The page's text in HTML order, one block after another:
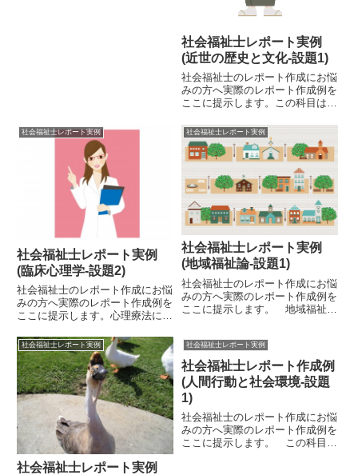
社会福祉士レポート実例
(近世の歴史と文化-設題1)
社会福祉士のレポート作成にお悩
みの方へ実際のレポート作成例を
ここに提示します。この科目は、
般教養科目です。社会福祉の専門
科目ではありませんが、文章構成
のバランスがとれている点が参考
になると思い公開いたしまし
た。...
社会福祉士レポート実例
社会福祉士レポート実例
(臨床心理学-設題2)
社会福祉士のレポート作成にお悩
みの方へ実際のレポート作成例を
ここに提示します。心理療法につ
が、実際にそうした技法を目の当
たりにしたことのある学生は、カ
ウンセラーなど、心理を実務にし
ている人を除けば少数です。な
の...
社会福祉士レポート実例
社会福祉士レポート実例
(地域福祉論-設題1)
社会福祉士のレポート作成にお悩
みの方へ実際のレポート作成例を
ここに提示します。 地域福祉論
目である「地域福祉の理論と方
法」に該当する科目です。 単
に、レポート作成のためだけでな
く、...
社会福祉士レポート実例
社会福祉士レポート実例
社会福祉士レポート実例
社会福祉士レポート作成例
(人間行動と社会環境-設題
1)
社会福祉士のレポート作成にお悩
みの方へ実際のレポート作成例を
ここに提示します。 この科目